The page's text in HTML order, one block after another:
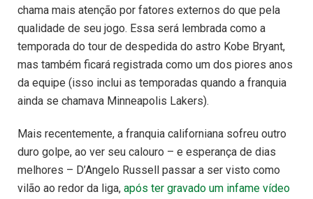
chama mais atenção por fatores externos do que pela
qualidade de seu jogo. Essa será lembrada como a
temporada do tour de despedida do astro Kobe Bryant,
mas também ficará registrada como um dos piores anos
da equipe (isso inclui as temporadas quando a franquia
ainda se chamava Minneapolis Lakers).
Mais recentemente, a franquia californiana sofreu outro
duro golpe, ao ver seu calouro – e esperança de dias
melhores – D’Angelo Russell passar a ser visto como
vilão ao redor da liga, após ter gravado um infame vídeo